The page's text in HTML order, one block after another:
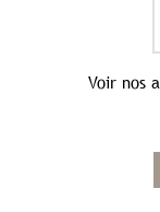
Voir nos